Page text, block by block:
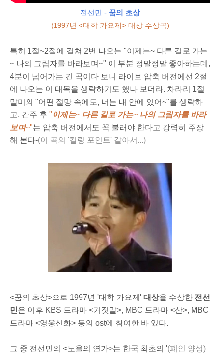
전선민 - 꿈의 초상
(1997년 <대학 가요제> 대상 수상곡)
특히 1절~2절에 걸쳐 2번 나오는 "이제는~ 다른 길로 가는
~ 나의 그림자를 바라보며~" 이 부분 정말정말 좋아하는데,
4분이 넘어가는 긴 곡이다 보니 라이브 압축 버전에선 2절
에 나오는 이 대목을 생략하기도 했나 보더라. 차라리 1절
말미의 "어떤 절망 속에도, 너는 내 안에 있어~"를 생략하
고, 간주 후 "이제는~ 다른 길로 가는~ 나의 그림자를 바라
보며~"는 압축 버전에서도 꼭 불러야 한다고 강력히 주장
해 본다-(이 곡의 '킬링 포인트' 같아서...)
<꿈의 초상>으로 1997년 '대학 가요제' 대상을 수상한 전선
민은 이후 KBS 드라마 <거짓말>, MBC 드라마 <산>, MBC
드라마 <영웅신화> 등의 ost에 참여한 바 있다.
그 중 전선민의 <노을의 연가>는 한국 최초의 '(폐인 양성)